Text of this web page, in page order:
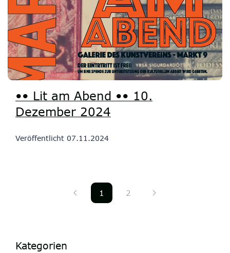
•• Lit am Abend •• 10.
Dezember 2024
Veröffentlicht 07.11.2024
1 2
Kategorien